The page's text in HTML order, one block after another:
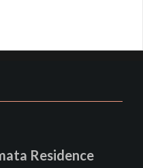
Residence